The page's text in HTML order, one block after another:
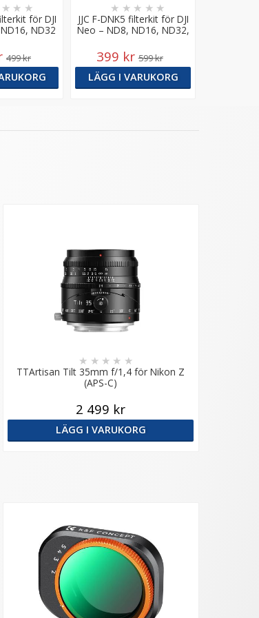
för DJI
ND32
★ ★ ★
499 kr
JJC F-DNK5 filterkit för DJI
Neo – ND8, ND16, ND32,
★ ★ ★ ★ ★
399 kr 599 kr
LÄGG I VARUKORG
TTArtisan Tilt 35mm f/1,4 för Nikon Z
(APS-C)
★ ★ ★ ★ ★
2 499 kr
LÄGG I VARUKORG